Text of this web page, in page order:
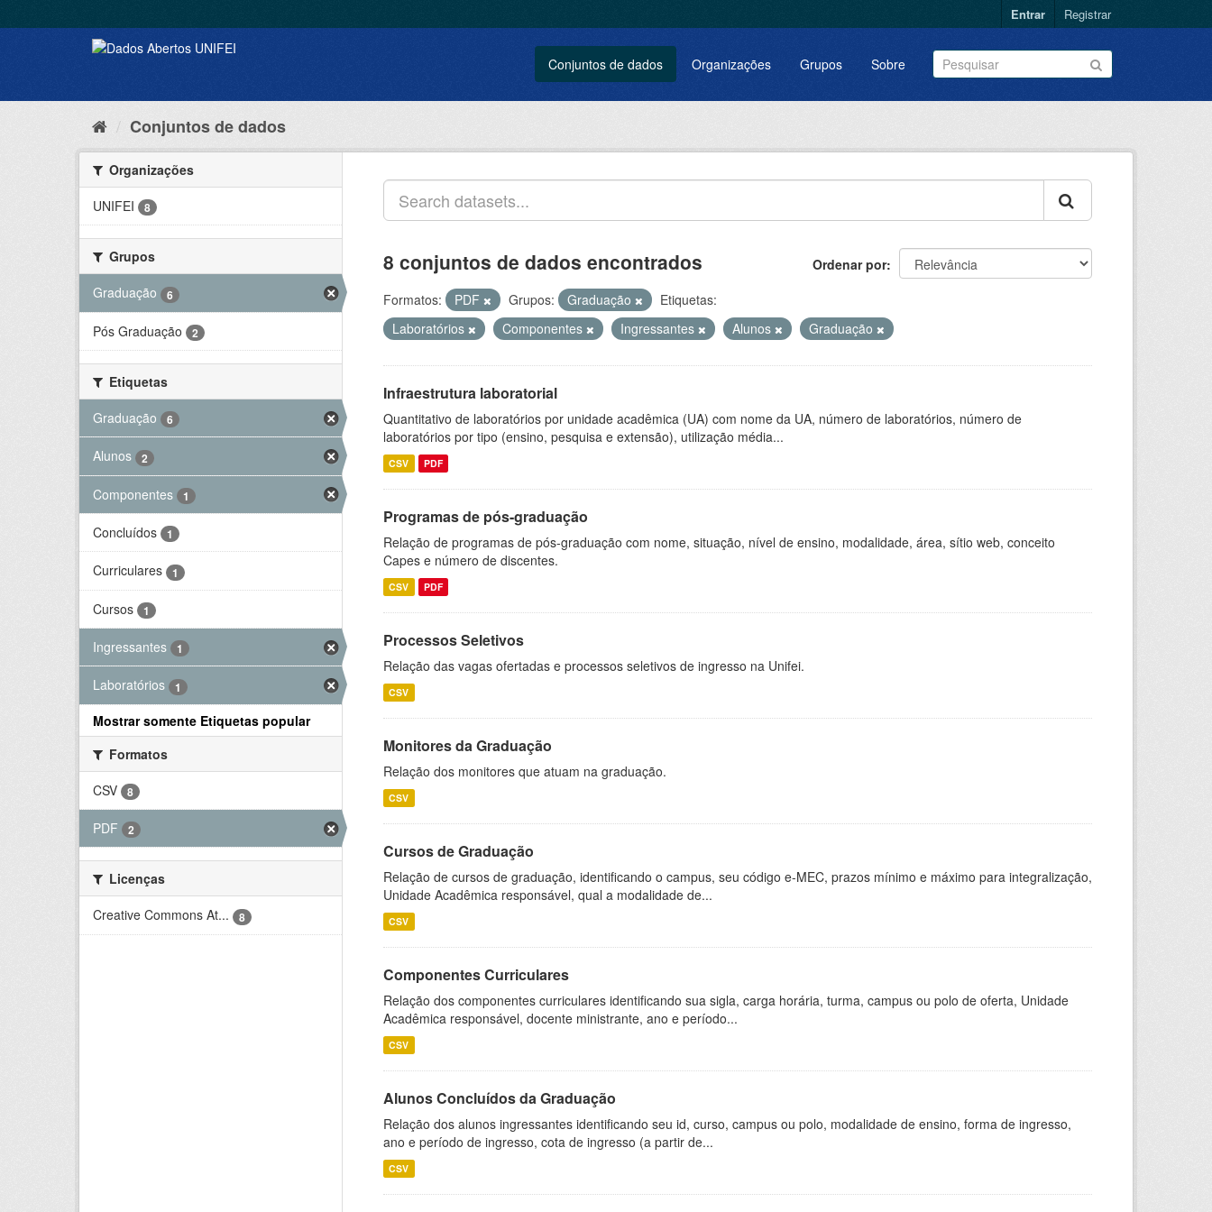
Entrar Registrar
Conjuntos de dados Organizações Grupos Sobre
Conjuntos de dados
Organizações
UNIFEI
8
Grupos
Graduação
6
Pós Graduação 2
Etiquetas
Graduação
6
Alunos 2
Componentes 1
Concluídos 1
Curriculares 1
Cursos 1
Ingressantes 1
Laboratórios 1
Mostrar somente Etiquetas popular
Formatos
CSV
8
PDF 2
Licenças
Creative Commons At...
8
Ordenar por
8 conjuntos de dados encontrados
Formatos: PDF Grupos: Graduação
Etiquetas:
Laboratórios
Componentes Ingressantes Alunos Graduação
Infraestrutura laboratorial
Quantitativo de laboratórios por unidade acadêmica (UA) com nome da UA, número de laboratórios, número de
laboratórios por tipo (ensino, pesquisa e extensão), utilização média...
CSV PDF
Programas de pós-graduação
Relação de programas de pós-graduação com nome, situação, nível de ensino, modalidade, área, sítio web, conceito
Capes e número de discentes.
CSV PDF
Processos Seletivos
Relação das vagas ofertadas e processos seletivos de ingresso na Unifei.
CSV
Monitores da Graduação
Relação dos monitores que atuam na graduação.
CSV
Cursos de Graduação
Relação de cursos de graduação, identificando o campus, seu código e-MEC, prazos mínimo e máximo para integralização,
Unidade Acadêmica responsável, qual a modalidade de...
CSV
Componentes Curriculares
Relação dos componentes curriculares identificando sua sigla, carga horária, turma, campus ou polo de oferta, Unidade
Acadêmica responsável, docente ministrante, ano e período...
CSV
Alunos Concluídos da Graduação
Relação dos alunos ingressantes identificando seu id, curso, campus ou polo, modalidade de ensino, forma de ingresso,
ano e período de ingresso, cota de ingresso (a partir de...
CSV